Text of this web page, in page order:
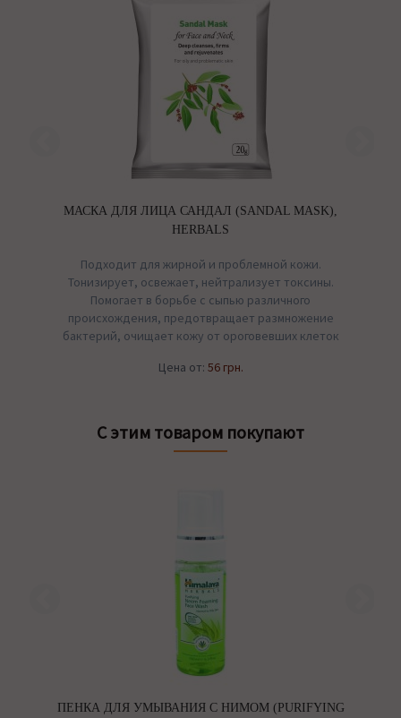
МАСКА ДЛЯ ЛИЦА САНДАЛ (SANDAL MASK),
HERBALS
Подходит для жирной и проблемной кожи.
Тонизирует, освежает, нейтрализует токсины.
Помогает в борьбе с сыпью различного
происхождения, предотвращает размножение
бактерий, очищает кожу от ороговевших клеток
Цена от: 56 грн.
С этим товаром покупают
ПЕНКА ДЛЯ УМЫВАНИЯ С НИМОМ (PURIFYING